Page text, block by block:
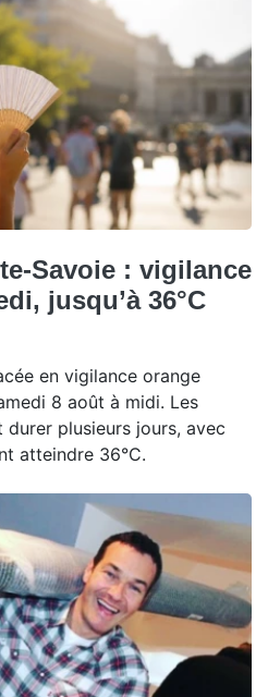
Savoie : vigilance
jusqu’à 36°C
en vigilance orange
8 août à midi. Les
plusieurs jours, avec
atteindre 36°C.